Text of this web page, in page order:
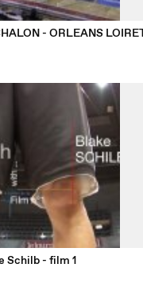
- ORLEANS
Schilb - film 1